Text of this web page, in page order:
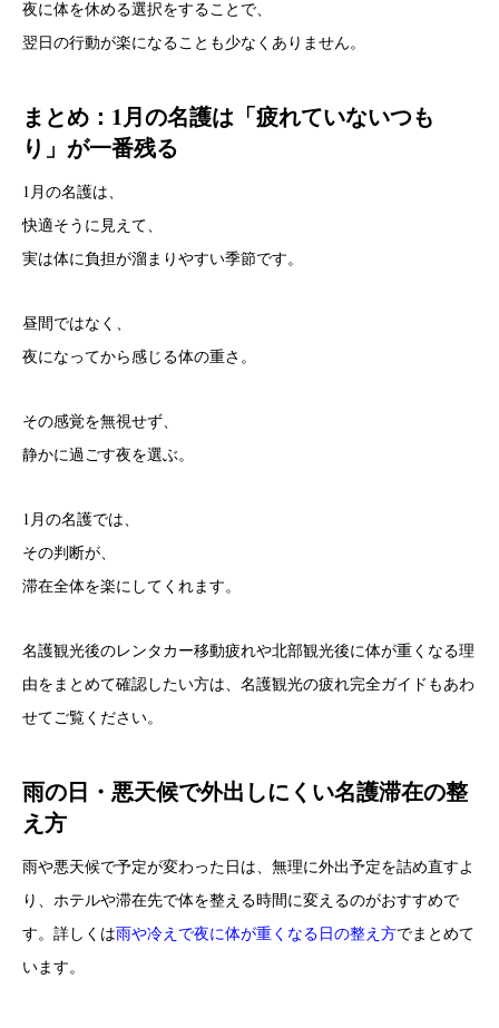
夜に体を休める選択をすることで、
翌日の行動が楽になることも少なくありません。
まとめ：1月の名護は「疲れていないつも
り」が一番残る
1月の名護は、
快適そうに見えて、
実は体に負担が溜まりやすい季節です。
昼間ではなく、
夜になってから感じる体の重さ。
その感覚を無視せず、
静かに過ごす夜を選ぶ。
1月の名護では、
その判断が、
滞在全体を楽にしてくれます。
名護観光後のレンタカー移動疲れや北部観光後に体が重くなる理
由をまとめて確認したい方は、 名護観光の疲れ完全ガイド もあわ
せてご覧ください。
雨の日・悪天候で外出しにくい名護滞在の整
え方
雨や悪天候で予定が変わった日は、無理に外出予定を詰め直すよ
り、ホテルや滞在先で体を整える時間に変えるのがおすすめで
す。詳しくは雨や冷えで夜に体が重くなる日の整え方でまとめて
います。